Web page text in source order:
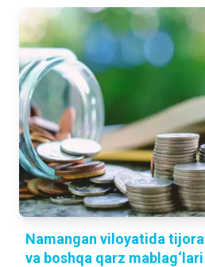
Namangan viloyatida
va boshqa qarz